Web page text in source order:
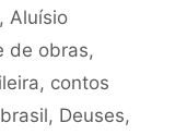
, Aluísio
de obras,
, contos
, Deuses,